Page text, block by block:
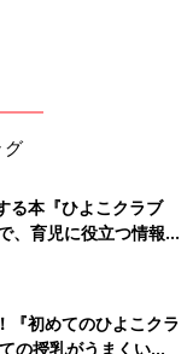
という現象は大人
ゃんの場合は疲れ
ことが大切なんで
んの眠いサインをい
る本『ひよこクラブ
育児に役立つ情報が
『初めてのひよこクラ
の授乳がうまくい